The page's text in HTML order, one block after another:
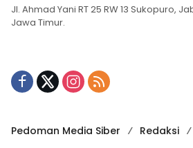
Jl. Ahmad Yani RT 25 RW 13 Sukopuro,
Jawa Timur.
Pedoman Media Siber Redaksi